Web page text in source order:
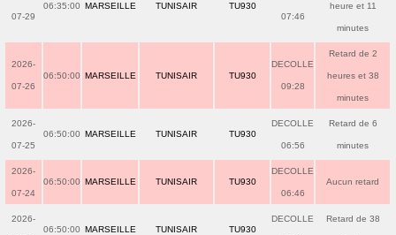
07-29
06:35:00 MARSEILLE TUNISAIR TU930
07:46
heure et 11
minutes
2026-
07-26
06:50:00 MARSEILLE TUNISAIR TU930
DECOLLE
09:28
Retard de 2
heures et 38
minutes
2026-
07-25
06:50:00 MARSEILLE TUNISAIR TU930
DECOLLE
06:56
Retard de 6
minutes
2026-
07-24
06:50:00 MARSEILLE TUNISAIR TU930
DECOLLE
06:46
Aucun retard
2026-
06:50:00 MARSEILLE TUNISAIR TU930
DECOLLE Retard de 38